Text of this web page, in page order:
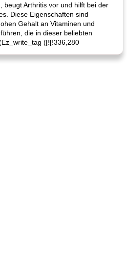
beugt Arthritis vor und hilft bei der
Diese Eigenschaften sind
Gehalt an Vitaminen und
die in dieser beliebten
([![!336,280